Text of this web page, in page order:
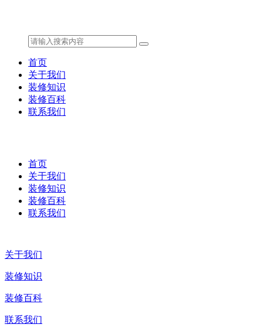
首页
关于我们
装修知识
装修百科
联系我们
首页
关于我们
装修知识
装修百科
联系我们
关于我们
装修知识
装修百科
联系我们